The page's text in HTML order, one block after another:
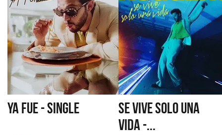
YA FUE - SINGLE
SE VIVE SOLO UNA
VIDA -...